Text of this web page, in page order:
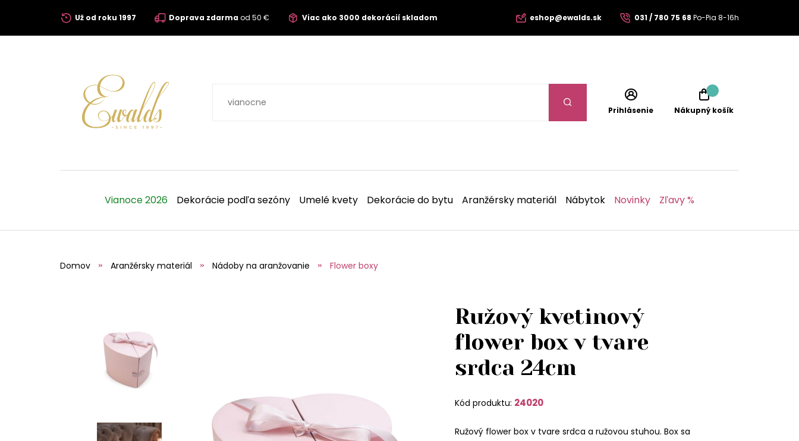
Už od roku 1997 Doprava zdarmaod 50 € Viac ako 3000 dekorácií skladom eshop@ewalds.sk 031 / 780 75 68 Po-Pia 8-16h
Prihlásenie Nákupný košík
Vianoce 2026 Dekorácie podľa sezóny Umelé kvety Dekorácie do bytu Aranžérsky materiál Nábytok Novinky Zľavy %
Domov Aranžérsky materiál Nádoby na aranžovanie Flower boxy
Ružový kvetinový
flower box v tvare
srdca 24cm
Kód produktu: 24020
Ružový flower box v tvare srdca a ružovou stuhou. Box sa